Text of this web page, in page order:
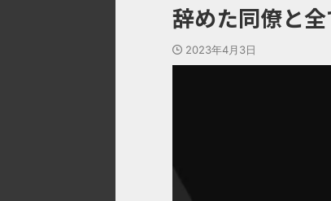
辞めた同僚と
2023年4月3日